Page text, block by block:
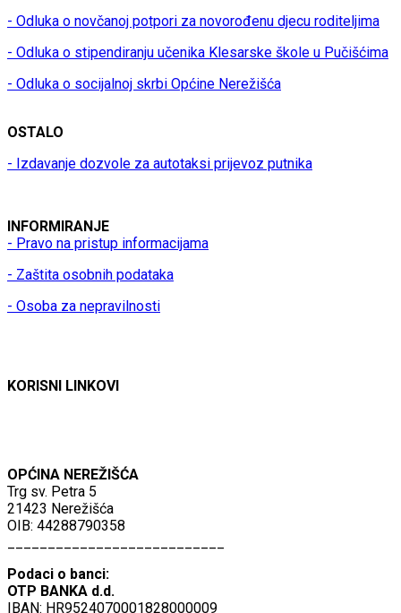
- Odluka o novčanoj potpori za novorođenu djecu roditeljima
- Odluka o stipendiranju učenika Klesarske škole u Pučišćima
- Odluka o socijalnoj skrbi Općine Nerežišća
OSTALO
- Izdavanje dozvole za autotaksi prijevoz putnika
INFORMIRANJE
- Pravo na pristup informacijama
- Zaštita osobnih podataka
- Osoba za nepravilnosti
KORISNI LINKOVI
OPĆINA NEREŽIŠĆA
Trg sv. Petra 5
21423 Nerežišća
OIB: 44288790358
Podaci o banci:
OTP BANKA d.d.
IBAN: HR9524070001828000009